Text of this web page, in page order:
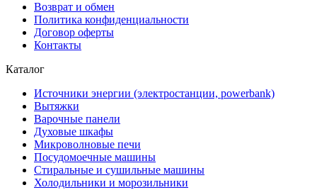
Возврат и обмен
Политика конфиденциальности
Договор оферты
Контакты
Каталог
Источники энергии (электростанции, powerbank)
Вытяжки
Варочные панели
Духовые шкафы
Микроволновые печи
Посудомоечные машины
Стиральные и сушильные машины
Холодильники и морозильники